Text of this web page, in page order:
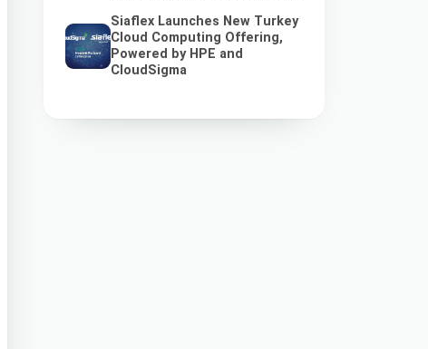
Siaflex Launches New Turkey
Cloud Computing Offering,
Powered by HPE and
CloudSigma